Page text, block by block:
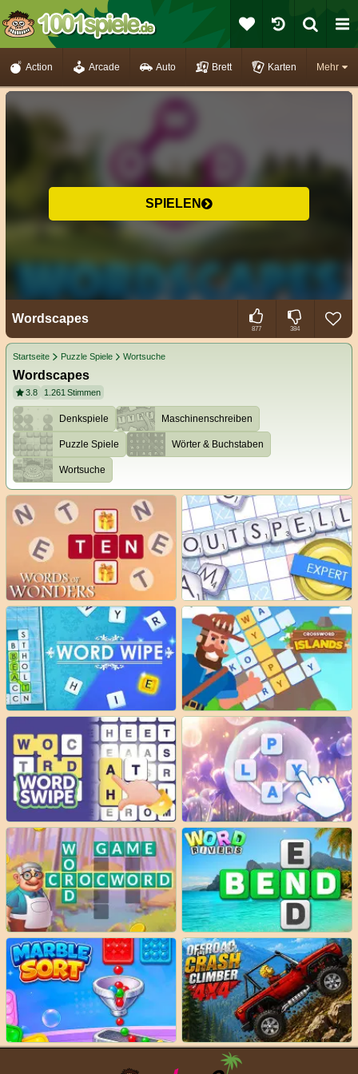
Mehr
Action Arcade Auto Brett Karten
SPIELEN
Wordscapes
877 384
Startseite Puzzle Spiele Wortsuche
Wordscapes
3.8 1.261Stimmen
Denkspiele Maschinenschreiben
Puzzle Spiele Wörter & Buchstaben
Wortsuche